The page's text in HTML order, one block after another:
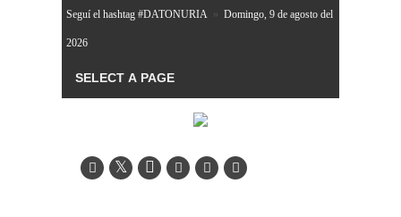
Seguí el hashtag #DATONURIA » Domingo, 9 de agosto del
2026